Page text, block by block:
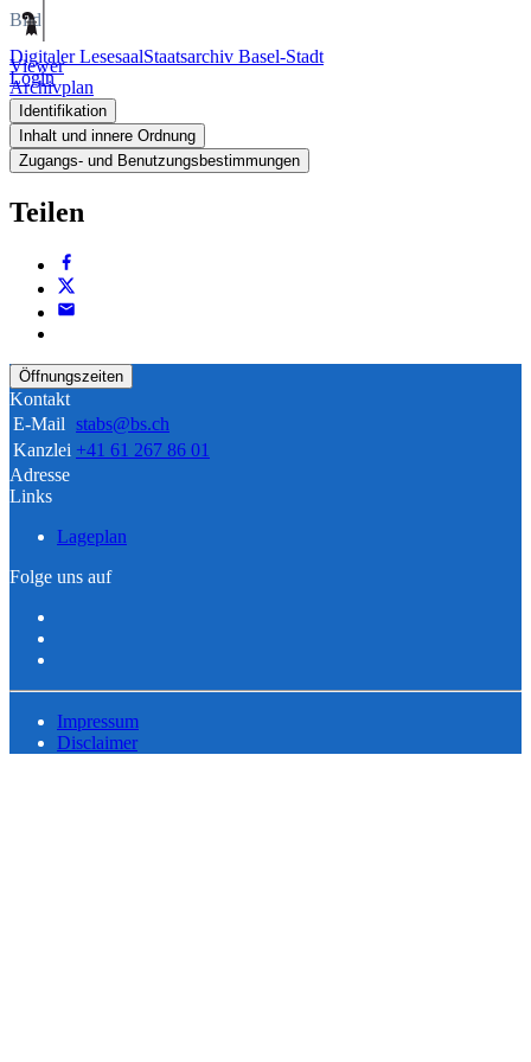
Digitaler LesesaalStaatsarchiv Basel-Stadt
Login
Bild
Viewer
Archivplan
Identifikation
Inhalt und innere Ordnung
Zugangs- und Benutzungsbestimmungen
Teilen
Öffnungszeiten
Kontakt
E-Mail stabs@bs.ch
Kanzlei +41 61 267 86 01
Adresse
Links
Lageplan
Folge uns auf
Impressum
Disclaimer